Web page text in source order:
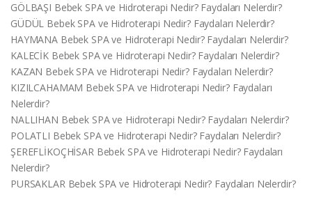
GÖLBAŞI Bebek SPA ve Hidroterapi Nedir? Faydaları Nelerdir?
GÜDÜL Bebek SPA ve Hidroterapi Nedir? Faydaları Nelerdir?
HAYMANA Bebek SPA ve Hidroterapi Nedir? Faydaları Nelerdir?
KALECİK Bebek SPA ve Hidroterapi Nedir? Faydaları Nelerdir?
KAZAN Bebek SPA ve Hidroterapi Nedir? Faydaları Nelerdir?
KIZILCAHAMAM Bebek SPA ve Hidroterapi Nedir? Faydaları
Nelerdir?
NALLIHAN Bebek SPA ve Hidroterapi Nedir? Faydaları Nelerdir?
POLATLI Bebek SPA ve Hidroterapi Nedir? Faydaları Nelerdir?
ŞEREFLİKOÇHİSAR Bebek SPA ve Hidroterapi Nedir? Faydaları
Nelerdir?
PURSAKLAR Bebek SPA ve Hidroterapi Nedir? Faydaları Nelerdir?